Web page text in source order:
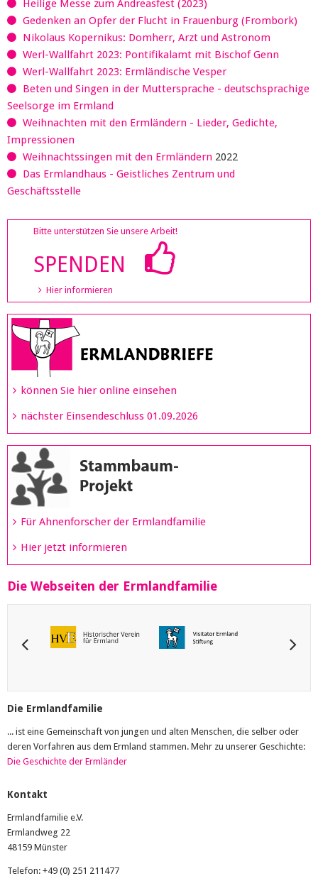
Heilige Messe zum Andreasfest (2023)
Gedenken an Opfer der Flucht in Frauenburg (Frombork)
Nikolaus Kopernikus: Domherr, Arzt und Astronom
Werl-Wallfahrt 2023: Pontifikalamt mit Bischof Genn
Werl-Wallfahrt 2023: Ermländische Vesper
Beten und Singen in der Muttersprache - deutschsprachige
Seelsorge im Ermland
Weihnachten mit den Ermländern - Lieder, Gedichte,
Impressionen
Weihnachtssingen mit den Ermländern 2022
Das Ermlandhaus - Geistliches Zentrum und
Geschäftsstelle
Bitte unterstützen Sie unsere Arbeit!
SPENDEN
Hier informieren
können Sie hier online einsehen
nächster Einsendeschluss 01.09.2026
Für Ahnenforscher der Ermlandfamilie
Hier jetzt informieren
Die Webseiten der Ermlandfamilie
Die Ermlandfamilie
... ist eine Gemeinschaft von jungen und alten Menschen, die selber oder
deren Vorfahren aus dem Ermland stammen. Mehr zu unserer Geschichte:
Die Geschichte der Ermländer
Kontakt
Ermlandfamilie e.V.
Ermlandweg 22
48159 Münster
Telefon: +49 (0) 251 211477